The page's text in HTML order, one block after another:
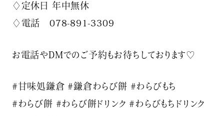
♢定休日 年中無休
♢電話 078-891-3309
お電話やDMでのご予約もお待ちしております♡
#甘味処鎌倉 #鎌倉わらび餅 #わらびもち
#わらび餅 #わらび餅ドリンク #わらびもちドリンク